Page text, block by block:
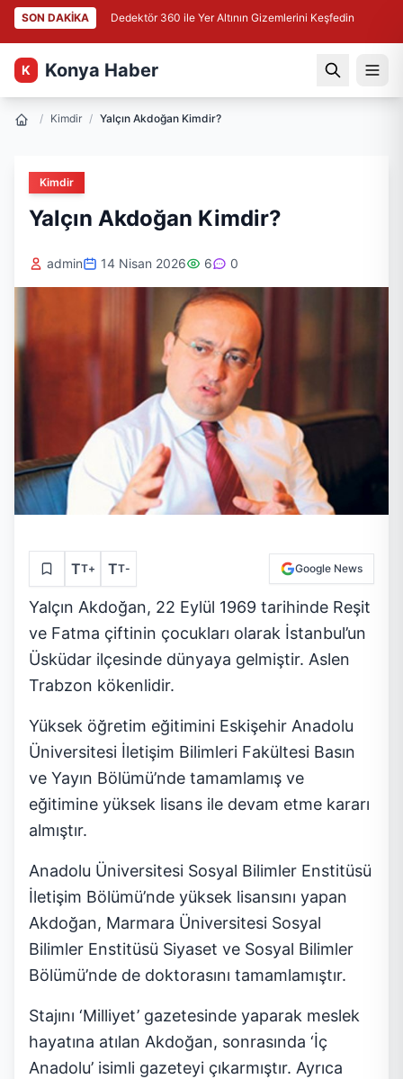
SON DAKİKA Dedektör 360 ile Yer Altının Gizemlerini Keşfedin
K Konya Haber
/ Kimdir / Yalçın Akdoğan Kimdir?
Kimdir
Yalçın Akdoğan Kimdir?
admin 14 Nisan 2026 6 0
TT+ TT- Google News
Yalçın Akdoğan, 22 Eylül 1969 tarihinde Reşit
ve Fatma çiftinin çocukları olarak İstanbul’un
Üsküdar ilçesinde dünyaya gelmiştir. Aslen
Trabzon kökenlidir.
Yüksek öğretim eğitimini Eskişehir Anadolu
Üniversitesi İletişim Bilimleri Fakültesi Basın
ve Yayın Bölümü’nde tamamlamış ve
eğitimine yüksek lisans ile devam etme kararı
almıştır.
Anadolu Üniversitesi Sosyal Bilimler Enstitüsü
İletişim Bölümü’nde yüksek lisansını yapan
Akdoğan, Marmara Üniversitesi Sosyal
Bilimler Enstitüsü Siyaset ve Sosyal Bilimler
Bölümü’nde de doktorasını tamamlamıştır.
Stajını ‘Milliyet’ gazetesinde yaparak meslek
hayatına atılan Akdoğan, sonrasında ‘İç
Anadolu’ isimli gazeteyi çıkarmıştır. Ayrıca